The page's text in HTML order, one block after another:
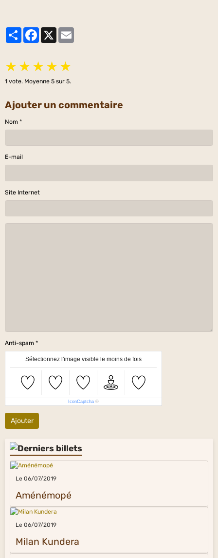
PartagerFacebook
X
★ ★ ★ ★ ★
1 vote. Moyenne 5 sur 5.
Ajouter un commentaire
Nom
E-mail
Site Internet
Anti-spam
Sélectionnez l'image visible le moins de fois
IconCaptcha ©
Ajouter
Le 06/07/2019
Aménémopé
Le 06/07/2019
Milan Kundera